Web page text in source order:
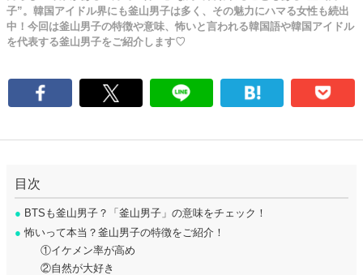
子”。韓国アイドル界にも釜山男子は多く、その魅力にハマる女性も続出
中！今回は釜山男子の特徴や意味、怖いと言われる韓国語や韓国アイドル
を代表する釜山男子をご紹介します♡
目次
● BTSも釜山男子？「釜山男子」の意味をチェック！
● 怖いって本当？釜山男子の特徴をご紹介！
①イケメン率が高め
②自然が大好き